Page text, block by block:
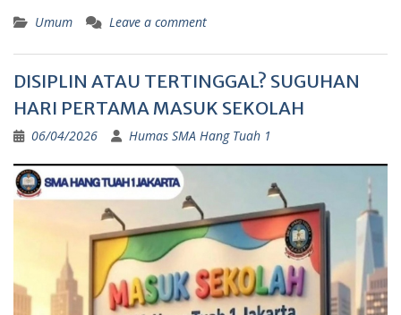
Umum Leave a comment
DISIPLIN ATAU TERTINGGAL? SUGUHAN
HARI PERTAMA MASUK SEKOLAH
06/04/2026 Humas SMA Hang Tuah 1